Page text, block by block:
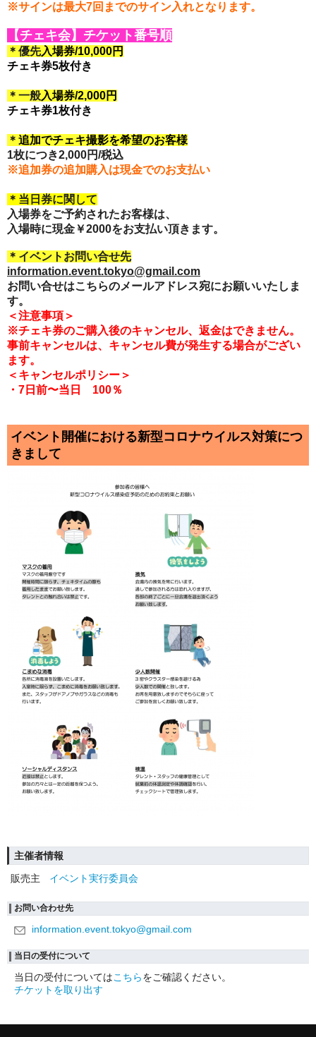
※サインは最大7回までのサイン入れとなります。
【チェキ会】チケット番号順
＊優先入場券/10,000円
チェキ券5枚付き
＊一般入場券/2,000円
チェキ券1枚付き
＊ 追加でチェキ撮影を希望のお客様
1枚につき2,000円/税込
※追加券の追加購入は現金でのお支払い
＊ 当日券に関して
入場券をご予約されたお客様は、
入場時に現金￥2000をお支払い頂きます。
＊イベントお問い合せ先
information.event.tokyo@gmail.com
お問い合せはこちらのメールアドレス宛にお願いいたしま
す。
＜注意事項＞
※チェキ券のご購入後のキャンセル、 返金はできません。
事前キャンセルは、 キャンセル費が発生する場合がござい
ます。
＜キャンセルポリシー＞
・7日前〜当日 100％
イベント開催における新型コロナウイルス対策につ
きまして
主催者情報
販売主
イベント実行委員会
お問い合わせ先
information.event.tokyo@gmail.com
当日の受付について
当日の受付についてはこちらをご確認ください。
チケットを取り出す